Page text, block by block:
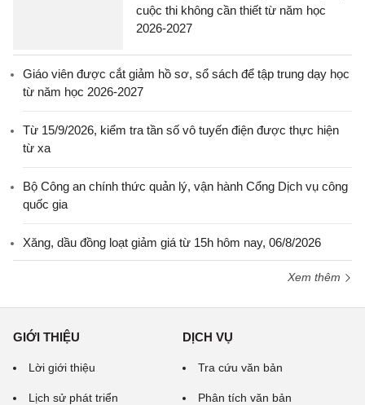
cuộc thi không cần thiết từ năm học
2026-2027
Giáo viên được cắt giảm hồ sơ, sổ sách để tập trung dạy học
từ năm học 2026-2027
Từ 15/9/2026, kiểm tra tần số vô tuyến điện được thực hiện
từ xa
Bộ Công an chính thức quản lý, vận hành Cổng Dịch vụ công
quốc gia
Xăng, dầu đồng loạt giảm giá từ 15h hôm nay, 06/8/2026
Xem thêm
GIỚI THIỆU
Lời giới thiệu
Lịch sử phát triển
DỊCH VỤ
Tra cứu văn bản
Phân tích văn bản